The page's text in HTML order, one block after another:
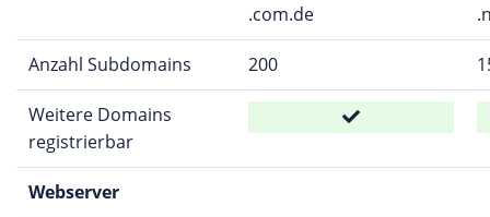
.com.de
Anzahl Subdomains 200
Weitere Domains
registrierbar
Webserver